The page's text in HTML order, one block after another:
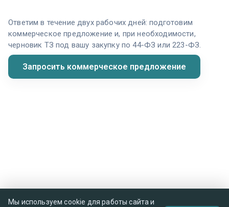
Ответим в течение двух рабочих дней: подготовим
коммерческое предложение и, при необходимости,
черновик ТЗ под вашу закупку по 44-ФЗ или 223-ФЗ.
Мы используем cookie для работы сайта и